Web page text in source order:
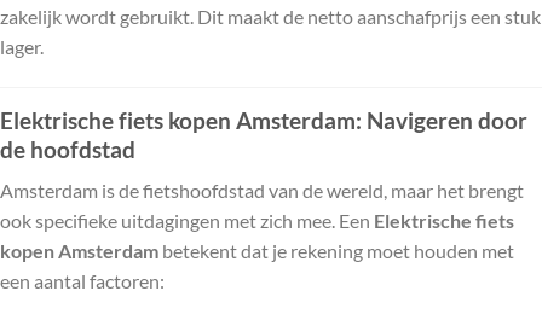
zakelijk wordt gebruikt. Dit maakt de netto aanschafprijs een stuk
lager.
Elektrische fiets kopen Amsterdam: Navigeren door
de hoofdstad
Amsterdam is de fietshoofdstad van de wereld, maar het brengt
ook specifieke uitdagingen met zich mee. Een Elektrische fiets
kopen Amsterdam betekent dat je rekening moet houden met
een aantal factoren: